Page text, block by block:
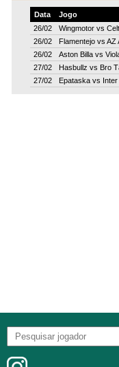
Data
Jogo
26/02
Wingmotorvs
26/02
Flamentejovs AZ
26/02
Aston Billavs
27/02
Hasbullz vs Bro
27/02
Epataskavs Inter